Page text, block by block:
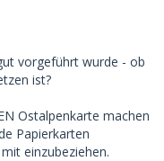
vorgeführt wurde - ob
ist?
Ostalpenkarte machen
Papierkarten
einzubeziehen.